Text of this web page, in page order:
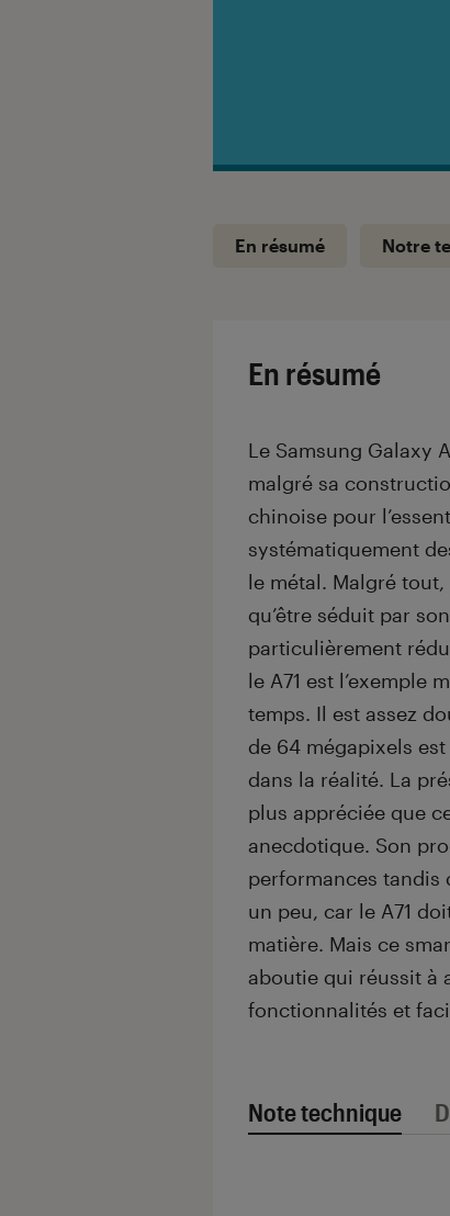
En résumé Notre
En résumé
Le Samsung Galaxy
malgré sa
chinoise pour
systématiquement
le métal. Malgré
qu’être séduit par
particulièrement
le A71 est l’exemple
temps. Il est assez
de 64 mégapixels
dans la réalité. La
plus appréciée que
anecdotique. Son
performances tandis
un peu, car le A71
matière. Mais ce
aboutie qui réussit à
fonctionnalités et
Note technique